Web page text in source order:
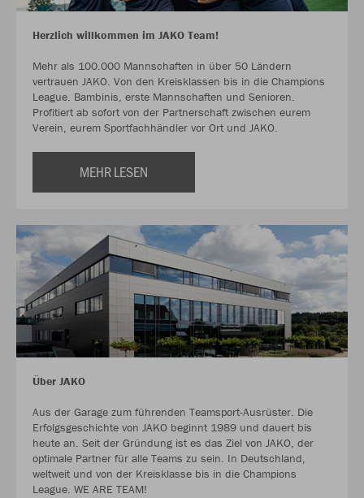
Herzlich willkommen im JAKO Team!
Mehr als 100.000 Mannschaften in über 50 Ländern
vertrauen JAKO. Von den Kreisklassen bis in die Champions
League. Bambinis, erste Mannschaften und Senioren.
Profitiert ab sofort von der Partnerschaft zwischen eurem
Verein, eurem Sportfachhändler vor Ort und JAKO.
MEHR LESEN
Über JAKO
Aus der Garage zum führenden Teamsport-Ausrüster. Die
Erfolgsgeschichte von JAKO beginnt 1989 und dauert bis
heute an. Seit der Gründung ist es das Ziel von JAKO, der
optimale Partner für alle Teams zu sein. In Deutschland,
weltweit und von der Kreisklasse bis in die Champions
League. WE ARE TEAM!